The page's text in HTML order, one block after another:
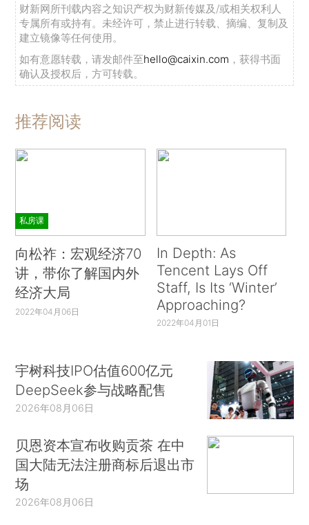
财新网所刊载内容之知识产权为财新传媒及/或相关权利人
专属所有或持有。未经许可，禁止进行转载、摘编、复制及
建立镜像等任何使用。
如有意愿转载，请发邮件至hello@caixin.com ，获得书面
确认及授权后，方可转载。
推荐阅读
私房课
向松祚：宏观经济70
讲，带你了解国内外
经济大局
2022年04月06日
In Depth: As
Tencent Lays Off
Staff, Is Its ‘Winter’
Approaching?
2022年04月01日
宇树科技IPO估值600亿元
DeepSeek参与战略配售
2026年08月06日
贝恩资本宣布收购贡茶 在中
国大陆无法注册商标后退出市
场
2026年08月06日